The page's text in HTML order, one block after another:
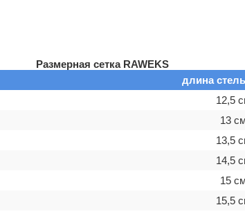
Размерная сетка RAWEKS
длина
12,5
13
13,5
14,5
15
15,5